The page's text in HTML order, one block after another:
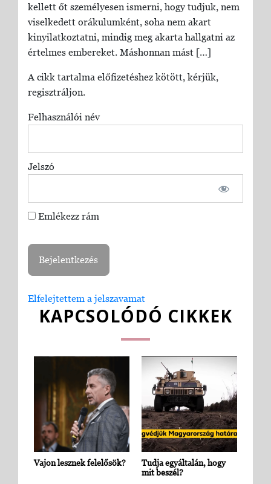
kellett őt személyesen ismerni, hogy tudjuk, nem
viselkedett orákulumként, soha nem akart
kinyilatkoztatni, mindig meg akarta hallgatni az
értelmes embereket. Máshonnan mást […]
A cikk tartalma előfizetéshez kötött, kérjük,
regisztráljon.
Felhasználói név
Jelszó
Emlékezz rám
Elfelejtettem a jelszavamat
KAPCSOLÓDÓ CIKKEK
Vajon lesznek felelősök?
Tudja egyáltalán, hogy
mit beszél?